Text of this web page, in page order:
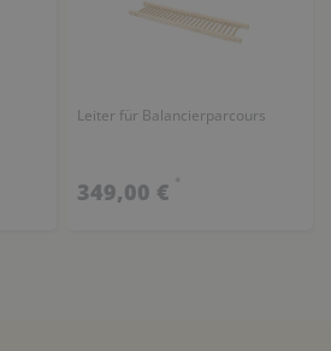
Leiter für Balancierparcours
349,00 € *